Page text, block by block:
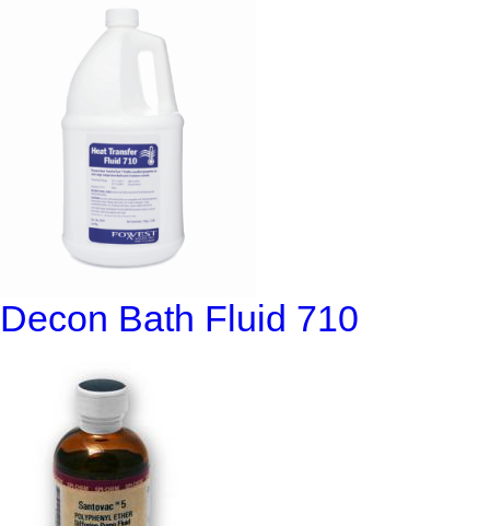
Decon Bath Fluid 710